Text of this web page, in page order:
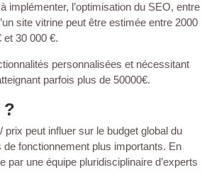
l’optimisation du SEO, entre
site vitrine peut être estimée entre 2000
et 30 000 €.
personnalisées et nécessitant
parfois plus de 50000€.
?
peut influer sur le budget global du
fonctionnement plus importants. En
une équipe pluridisciplinaire d’experts